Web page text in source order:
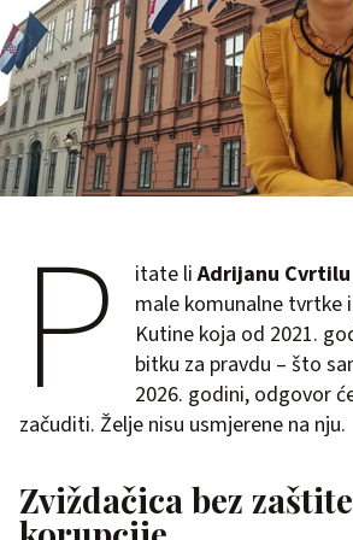
P itate liAdrijanu Cvrtilu
male komunalne tvrtke
Kutine koja od 2021.
bitku za pravdu – što
2026. godini, odgovor
začuditi. Želje nisu usmjerene na nju.
Zviždačica bez